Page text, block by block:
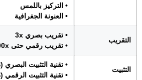
• التركيز باللمس
• العنونة الجغرافية
التقريب
• تقريب بصري 3x
• تقريب رقمي حتى 100x
التثبيت
• تقنية التثبيت البصري (OIS)
• تقنية التثبيت الرقمي (EIS)